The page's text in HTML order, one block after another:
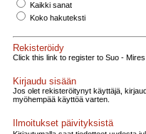
Kaikki sanat
Koko hakuteksti
Rekisteröidy
Click this link to register to Suo - Mires
Kirjaudu sisään
Jos olet rekisteröitynyt käyttäjä,
myöhempää käyttöä varten.
Ilmoitukset päivityksistä